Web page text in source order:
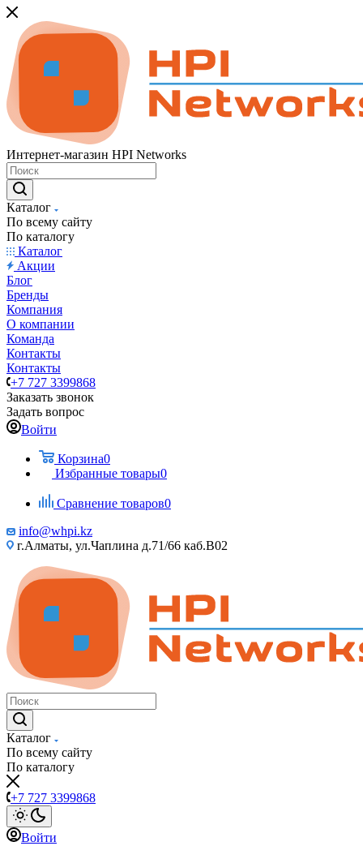
Интернет-магазин HPI Networks
Каталог
По всему сайту
По каталогу
Каталог
Акции
Блог
Бренды
Компания
О компании
Команда
Контакты
Контакты
+7 727 3399868
Заказать звонок
Задать вопрос
Войти
Корзина0
Избранные товары0
Сравнение товаров0
info@whpi.kz
г.Алматы, ул.Чаплина д.71/66 каб.B02
Каталог
По всему сайту
По каталогу
+7 727 3399868
Войти